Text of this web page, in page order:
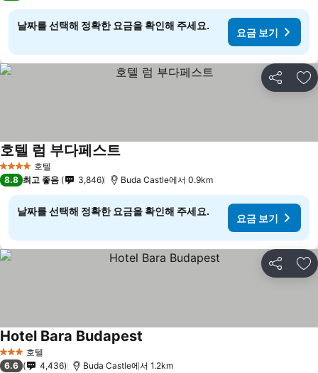
날짜를 선택해 정확한 요금을 확인해 주세요.
요금 보기
공유 즐
4 성급 호텔
호텔 럼 부다페스트
8.8 최고 좋음 3,846 Buda Castle에서 0.9km
날짜를 선택해 정확한 요금을 확인해 주세요.
요금 보기
공유 즐
3 성급 호텔
Hotel Bara Budapest
6.6 4,436 Buda Castle에서 1.2km